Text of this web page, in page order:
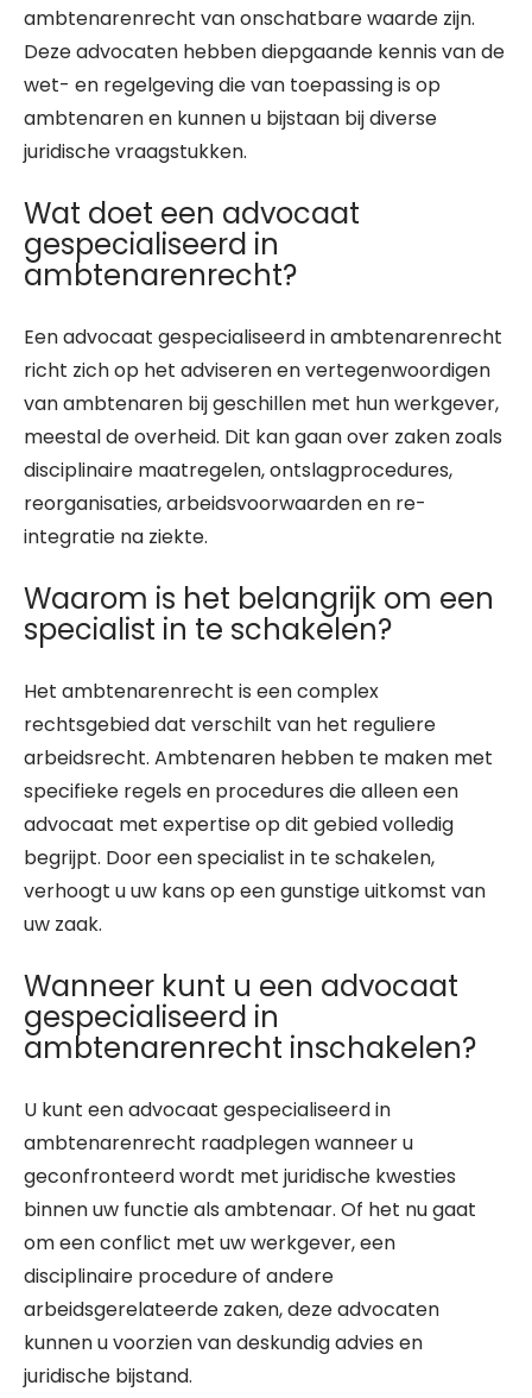
ambtenarenrecht van onschatbare waarde zijn.
Deze advocaten hebben diepgaande kennis van de
wet- en regelgeving die van toepassing is op
ambtenaren en kunnen u bijstaan bij diverse
juridische vraagstukken.
Wat doet een advocaat
gespecialiseerd in
ambtenarenrecht?
Een advocaat gespecialiseerd in ambtenarenrecht
richt zich op het adviseren en vertegenwoordigen
van ambtenaren bij geschillen met hun werkgever,
meestal de overheid. Dit kan gaan over zaken zoals
disciplinaire maatregelen, ontslagprocedures,
reorganisaties, arbeidsvoorwaarden en re-
integratie na ziekte.
Waarom is het belangrijk om een
specialist in te schakelen?
Het ambtenarenrecht is een complex
rechtsgebied dat verschilt van het reguliere
arbeidsrecht. Ambtenaren hebben te maken met
specifieke regels en procedures die alleen een
advocaat met expertise op dit gebied volledig
begrijpt. Door een specialist in te schakelen,
verhoogt u uw kans op een gunstige uitkomst van
uw zaak.
Wanneer kunt u een advocaat
gespecialiseerd in
ambtenarenrecht inschakelen?
U kunt een advocaat gespecialiseerd in
ambtenarenrecht raadplegen wanneer u
geconfronteerd wordt met juridische kwesties
binnen uw functie als ambtenaar. Of het nu gaat
om een conflict met uw werkgever, een
disciplinaire procedure of andere
arbeidsgerelateerde zaken, deze advocaten
kunnen u voorzien van deskundig advies en
juridische bijstand.